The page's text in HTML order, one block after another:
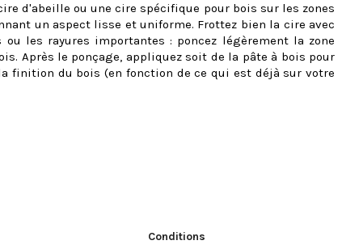
d'abeille ou une cire spécifique pour bois sur les zones
un aspect lisse et uniforme. Frottez bien la cire avec
les rayures importantes : poncez légèrement la zone
Après le ponçage, appliquez soit de la pâte à bois pour
finition du bois (en fonction de ce qui est déjà sur votre
Conditions